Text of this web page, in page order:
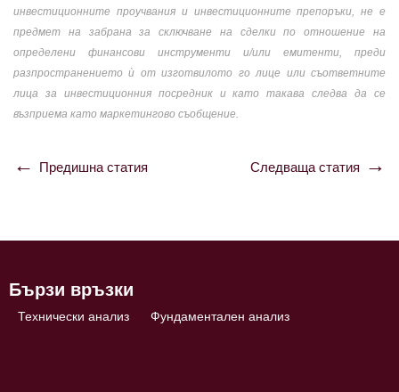
инвестиционните проучвания и инвестиционните препоръки, не е
предмет на забрана за сключване на сделки по отношение на
определени финансови инструменти и/или емитенти, преди
разпространението ѝ от изготвилото го лице или съответните
лица за инвестиционния посредник и като такава следва да се
възприема като маркетингово съобщение.
Навигация
Предишна статия Следваща статия
Бързи връзки
Технически анализ Фундаментален анализ